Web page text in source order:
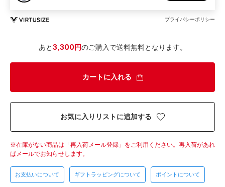
プライバシーポリシー
あと3,300円のご購入で送料無料となります。
カートに入れる
お気に入りリストに追加する
在庫がない商品は「再入荷メール登録」をご利用ください。 再入荷があれ
ばメールでお知らせします。
お支払いについて ギフトラッピングについて ポイントについて